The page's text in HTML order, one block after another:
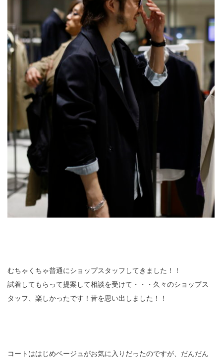
むちゃくちゃ普通にショップスタッフしてきました！！
試着してもらって提案して相談を受けて・・・久々のショップス
タッフ、楽しかったです！昔を思い出しました！！
コートははじめベージュがお気に入りだったのですが、だんだん